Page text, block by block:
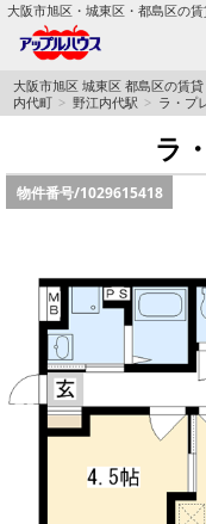
大阪市旭区・城東区・都島区の
TOPページ
路線·駅から探す
地図から探す
スタッフ
BLOG
RECRUIT
大阪市旭区 城東区 都島区の賃
内代町
野江内代駅 ラ・プ
ラ
物件番号/1029615418